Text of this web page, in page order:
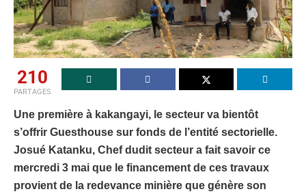
210
PARTAGES
Une première à kakangayi, le secteur va bientôt
s’offrir Guesthouse sur fonds de l’entité sectorielle.
Josué Katanku, Chef dudit secteur a fait savoir ce
mercredi 3 mai que le financement de ces travaux
provient de la redevance minière que génère son